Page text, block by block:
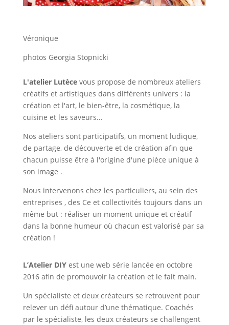
Véronique
photos Georgia Stopnicki
L'atelier Lutècevous propose de nombreux ateliers
créatifs et artistiques dans différents univers : la
création et l'art, le bien-être, la cosmétique, la
cuisine et les saveurs...
Nos ateliers sont participatifs, un moment ludique,
de partage, de découverte et de création afin que
chacun puisse être à l'origine d'une pièce unique à
son image .
Nous intervenons chez les particuliers, au sein des
entreprises , des Ce et collectivités toujours dans un
même but : réaliser un moment unique et créatif
dans la bonne humeur où chacun est valorisé par sa
création !
L’Atelier DIYest une web série lancée en octobre
2016 afin de promouvoir la création et le fait main.
Un spécialiste et deux créateurs se retrouvent pour
relever un défi autour d’une thématique. Coachés
par le spécialiste, les deux créateurs se challengent